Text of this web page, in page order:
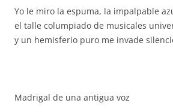
Yo le miro la espuma, la impalpable
el talle columpiado de musicales
y un hemisferio puro me invade
Madrigal de una antigua voz